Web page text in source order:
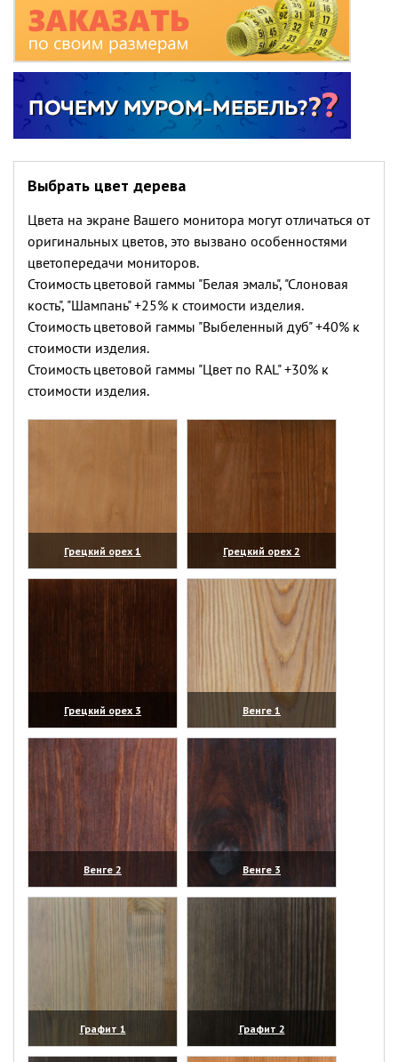
Выбрать цвет дерева
Цвета на экране Вашего монитора могут отличаться от
оригинальных цветов, это вызвано особенностями
цветопередачи мониторов.
Стоимость цветовой гаммы "Белая эмаль", "Слоновая
кость", "Шампань" +25% к стоимости изделия.
Стоимость цветовой гаммы "Выбеленный дуб" +40% к
стоимости изделия.
Стоимость цветовой гаммы "Цвет по RAL" +30% к
стоимости изделия.
Грецкий орех 1
(увеличить)
Грецкий орех 2
(увеличить)
Грецкий орех 3
(увеличить)
Венге 1
(увеличить)
Венге 2
(увеличить)
Венге 3
(увеличить)
Графит 1
(увеличить)
Графит 2
(увеличить)